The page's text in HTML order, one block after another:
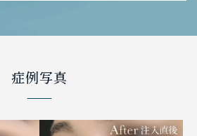
症例写真